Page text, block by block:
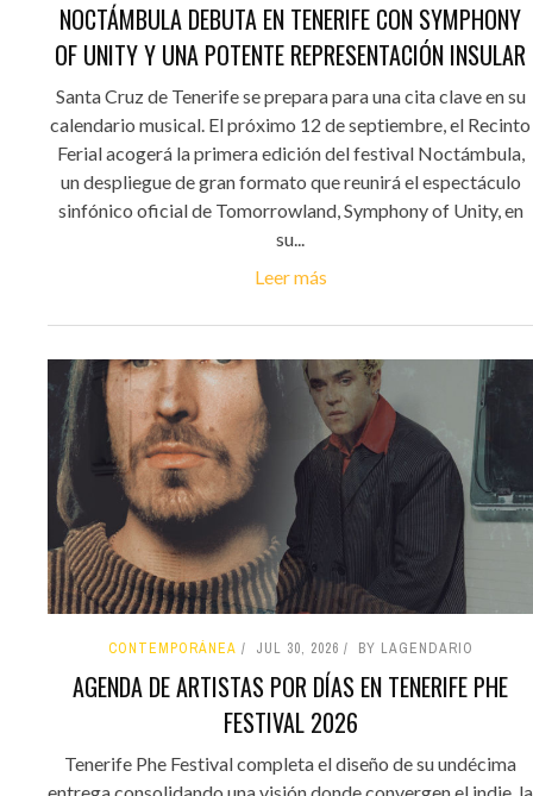
NOCTÁMBULA DEBUTA EN TENERIFE CON SYMPHONY
OF UNITY Y UNA POTENTE REPRESENTACIÓN INSULAR
Santa Cruz de Tenerife se prepara para una cita clave en su
calendario musical. El próximo 12 de septiembre, el Recinto
Ferial acogerá la primera edición del festival Noctámbula,
un despliegue de gran formato que reunirá el espectáculo
sinfónico oficial de Tomorrowland, Symphony of Unity, en
su...
Leer más
CONTEMPORÁNEA JUL 30, 2026 BY LAGENDARIO
AGENDA DE ARTISTAS POR DÍAS EN TENERIFE PHE
FESTIVAL 2026
Tenerife Phe Festival completa el diseño de su undécima